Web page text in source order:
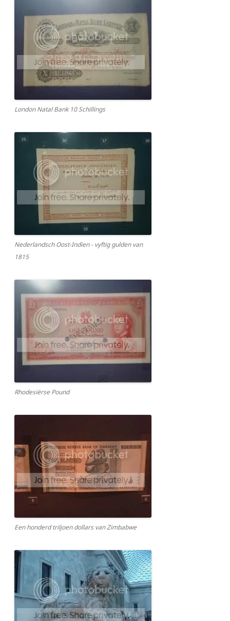
London Natal Bank 10 Schillings
Nederlandsch Oost-Indien - vyftig gulden van
1815
Rhodesiërse Pound
Een honderd triljoen dollars van Zimbabwe